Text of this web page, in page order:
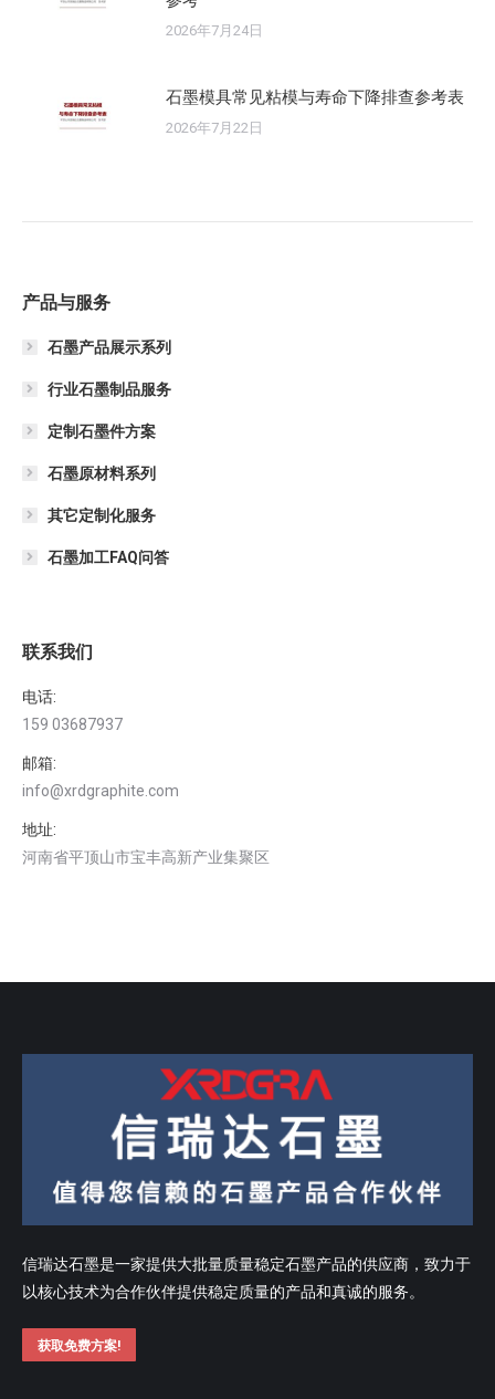
2026年7月24日
石墨模具常见粘模与寿命下降排查参考表
2026年7月22日
产品与服务
石墨产品展示系列
行业石墨制品服务
定制石墨件方案
石墨原材料系列
其它定制化服务
石墨加工FAQ问答
联系我们
电话:
159 03687937
邮箱:
info@xrdgraphite.com
地址:
河南省平顶山市宝丰高新产业集聚区
信瑞达石墨是一家提供大批量质量稳定石墨产品的供应商，致力于
以核心技术为合作伙伴提供稳定质量的产品和真诚的服务。
获取免费方案!